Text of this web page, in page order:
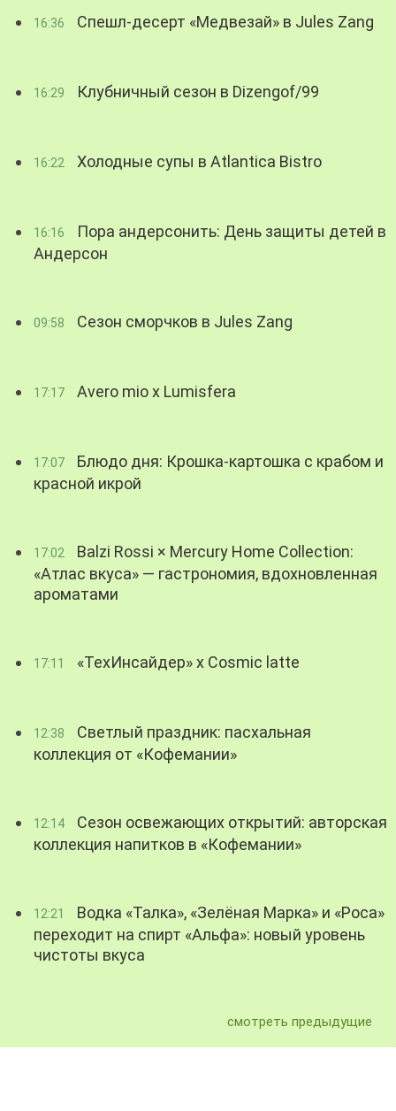
16:36 Спешл-десерт «Медвезай» в Jules Zang
16:29 Клубничный сезон в Dizengof/99
16:22 Холодные супы в Atlantica Bistro
16:16
Пора андерсонить: День защиты детей в
Андерсон
09:58 Сезон сморчков в Jules Zang
17:17 Avero mio x Lumisfera
17:07
Блюдо дня: Крошка-картошка с крабом и
красной икрой
17:02
Balzi Rossi × Mercury Home Collection:
«Атлас вкуса» — гастрономия, вдохновленная
ароматами
17:11 «ТехИнсайдер» х Cosmic latte
12:38
Светлый праздник: пасхальная
коллекция от «Кофемании»
12:14
Сезон освежающих открытий: авторская
коллекция напитков в «Кофемании»
12:21
Водка «Талка», «Зелёная Марка» и «Роса»
переходит на спирт «Альфа»: новый уровень
чистоты вкуса
смотреть предыдущие